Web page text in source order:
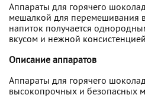
Аппараты для горячего
мешалкой для перемешивания
напиток получается
вкусом и нежной
Описание аппаратов
Аппараты для горячего
высокопрочных и безопасных